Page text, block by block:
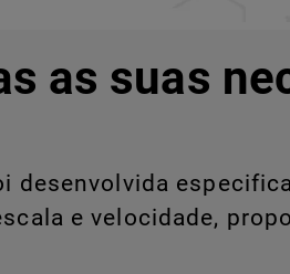
as suas
desenvolvida
e velocidade,